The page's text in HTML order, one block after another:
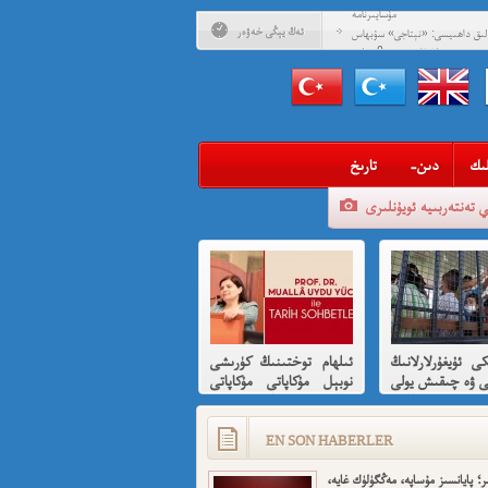
ئەڭ يېڭى خەۋەر
مۇساپىرنامە
داھىيسى: «نېتاجى» سۇبھاس
ئۇيغۇرلارغا ھىسسە 8-بۆلۈم
داھىيسى: «نېتاجى» سۇبھاس
ئۇيغۇرلارغا ھىسسە (01)
قېرىنداشلىرىمغا خوش خەۋەر
ئارزۇ قىلغان تەشكىلاتلىرىمىز؟
ئىمىن: نىشاندىن قايغان نەفرەت
كىشىلەرنى ئادالەتلىك قىلامدۇ؟
ئانىلار تورى ۋە دىلدار ئەزىز
مۇئەللىم- چىقىش يولىمىز بارمۇ
خوش، ئەركىن ئاسىيا رادىيوسى
-دىن تارىخ
تەنتەربىيە ئويۇنلىرى
ئۇيغۇرلارلانىڭ
ۋە چىقىش يولى
ئانىلىز
ئىلھام توختىنىڭ كۈرىشى
نوبېل مۇكاپاتى مۇكاپاتى
بىلەن شەرەپلەندۈرۈشكە
لايىقتۇر
EN SON HABERLER
پايانسىز مۇساپە، مەڭگۈلۈك غايە،